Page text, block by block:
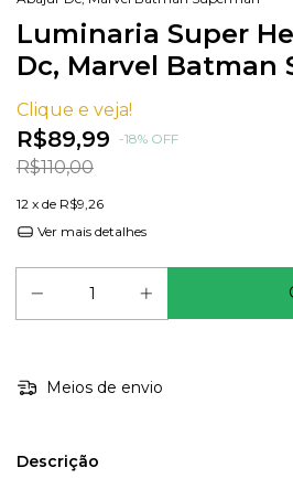
Luminaria Super
Dc, Marvel Batman
Clique e veja!
R$89,99 -18% OFF
R$110,00
12 x de R$9,26
Ver mais detalhes
Meios de envio
Descrição